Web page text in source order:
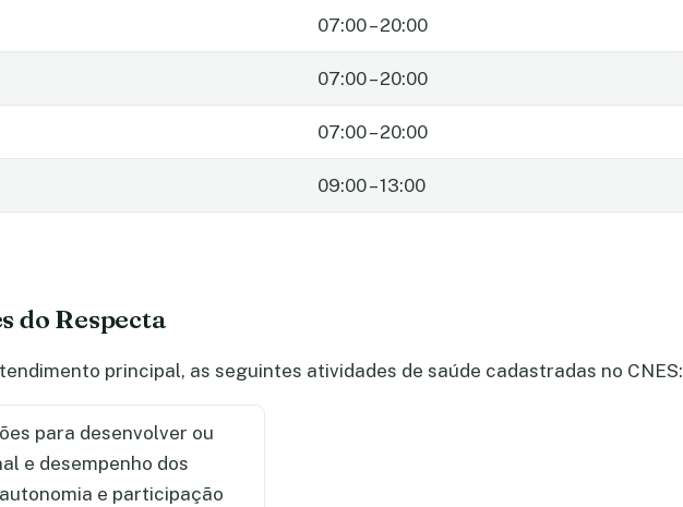
07:00 – 20:00
07:00 – 20:00
07:00 – 20:00
09:00 – 13:00
do Respecta
principal, as seguintes atividades de saúde cadastradas no CNES:
para desenvolver ou
e desempenho dos
e participação